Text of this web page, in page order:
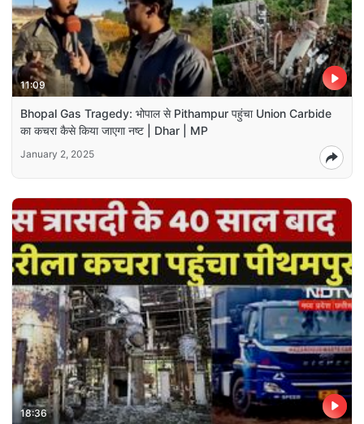
11:09
Bhopal Gas Tragedy: भोपाल से Pithampur पहुंचा Union Carbide
का कचरा कैसे किया जाएगा नष्ट | Dhar | MP
January 2, 2025
18:36